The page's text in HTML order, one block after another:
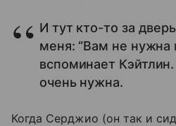
И тут кто-то за
меня: “Вам не
вспоминает
очень нужна.
Когда Серджио (он так и